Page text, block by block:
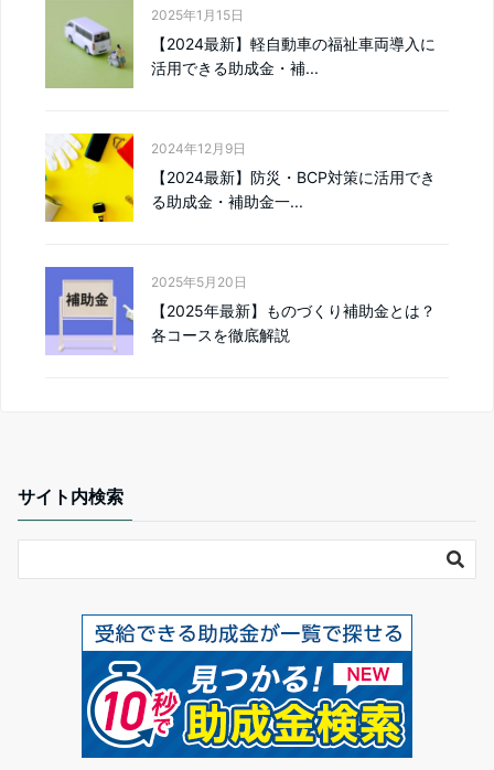
2025年1月15日
【2024最新】軽自動車の福祉車両導入に
活用できる助成金・補...
2024年12月9日
【2024最新】防災・BCP対策に活用でき
る助成金・補助金一...
2025年5月20日
【2025年最新】ものづくり補助金とは？
各コースを徹底解説
サイト内検索